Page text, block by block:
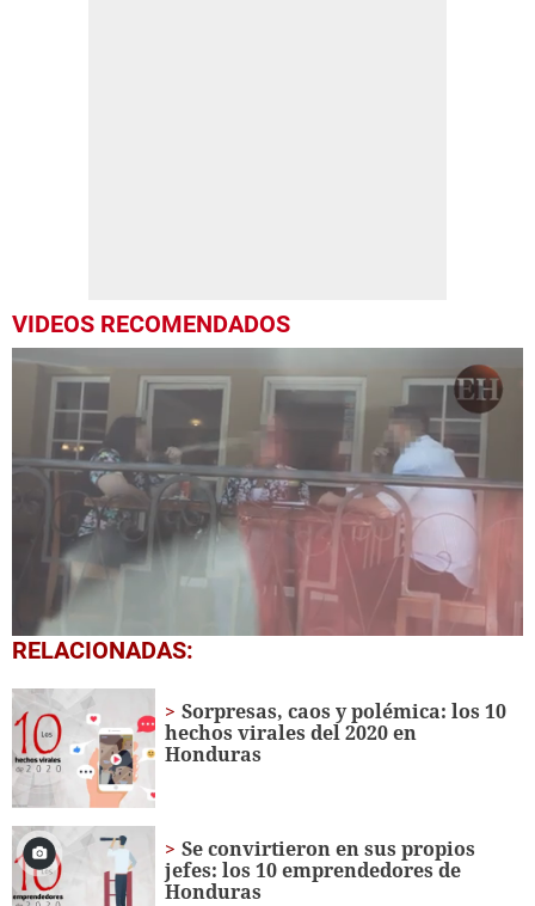
VIDEOS RECOMENDADOS
0
seconds
1
minute,
51
seconds
RELACIONADAS:
Sorpresas, caos y polémica: los 10
hechos virales del 2020 en
Honduras
Se convirtieron en sus propios
jefes: los 10 emprendedores de
Honduras